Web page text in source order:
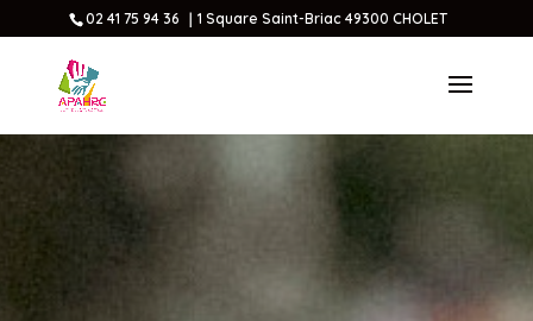
02 41 75 94 36 ｜1 Square Saint-Briac 49300 CHOLET